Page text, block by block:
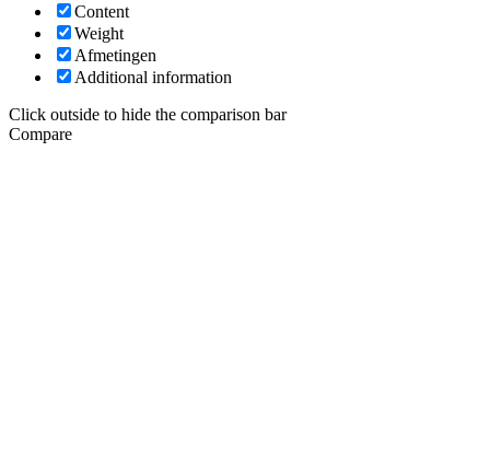
Content
Weight
Afmetingen
Additional information
Click outside to hide the comparison bar
Compare